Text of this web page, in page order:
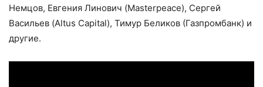
Немцов, Евгения Линович (Masterpeace), Сергей
Васильев (Altus Capital), Тимур Беликов (Газпромбанк) и
другие.